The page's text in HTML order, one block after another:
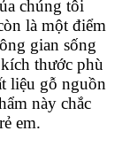
chúng tôi
là một điểm
gian sống
thước phù
liệu gỗ nguồn
này chắc
em.